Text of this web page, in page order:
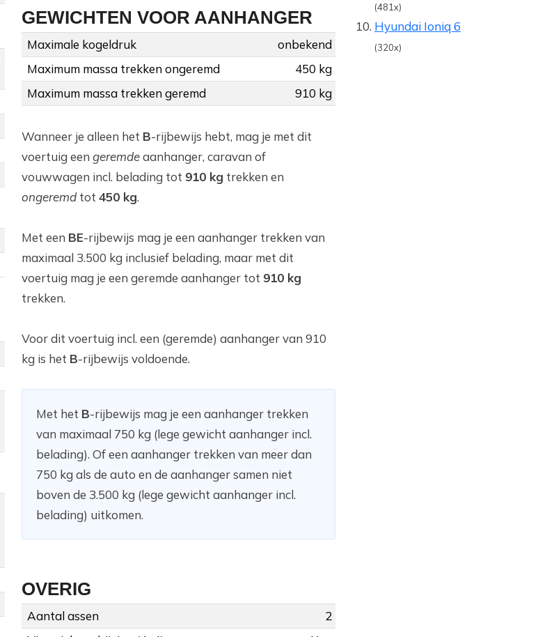
GEWICHTEN VOOR AANHANGER
Maximale kogeldruk
onbekend
Maximum massa trekken ongeremd
450 kg
Maximum massa trekken geremd
910 kg
Wanneer je alleen het B-rijbewijs hebt, mag je met dit
voertuig een geremdeaanhanger, caravan of
vouwwagen incl. belading tot 910 kg trekken en
ongeremd tot 450 kg.
Met een BE-rijbewijs mag je een aanhanger trekken van
maximaal 3.500 kg inclusief belading, maar met dit
voertuig mag je een geremde aanhanger tot 910 kg
trekken.
Voor dit voertuig incl. een (geremde) aanhanger van 910
kg is het B-rijbewijs voldoende.
Met het B-rijbewijs mag je een aanhanger trekken
van maximaal 750 kg (lege gewicht aanhanger incl.
belading). Of een aanhanger trekken van meer dan
750 kg als de auto en de aanhanger samen niet
boven de 3.500 kg (lege gewicht aanhanger incl.
belading) uitkomen.
OVERIG
Aantal assen
2
(481x)
Hyundai Ioniq 6
(320x)